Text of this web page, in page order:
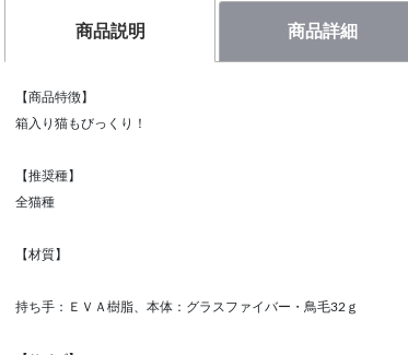
商品説明 商品詳細
【商品特徴】
箱入り猫もびっくり！
【推奨種】
全猫種
【材質】
持ち手：ＥＶＡ樹脂、本体：グラスファイバー・鳥毛32ｇ